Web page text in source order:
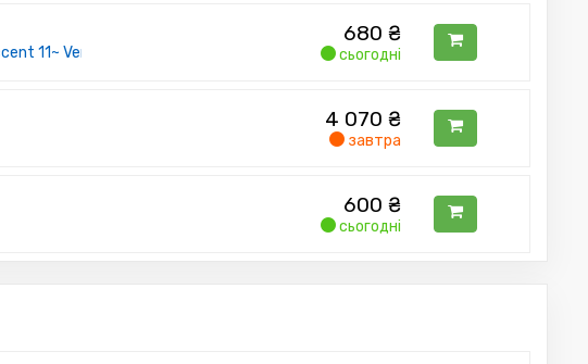
11~ Venga Cerato 12~ I30 12~
680 ₴
сьогодні
4 070 ₴
завтра
600 ₴
сьогодні